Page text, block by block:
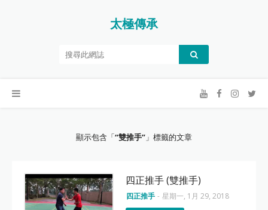
太極傳承
顯示包含「 雙推手 」標籤的文章
四正推手 (雙推手)
四正推手 - 星期一, 1月 29, 2018